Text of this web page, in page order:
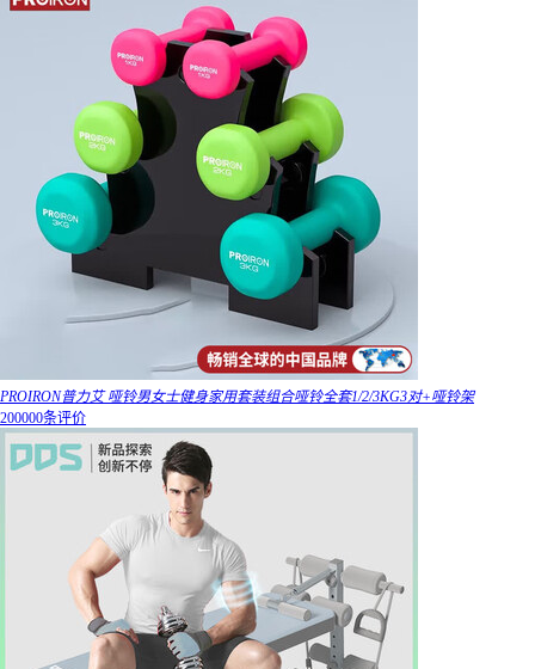
PROIRON普力艾 哑铃男女士健身家用套装组合哑铃全套1/2/3KG3对+哑铃架
200000条评价